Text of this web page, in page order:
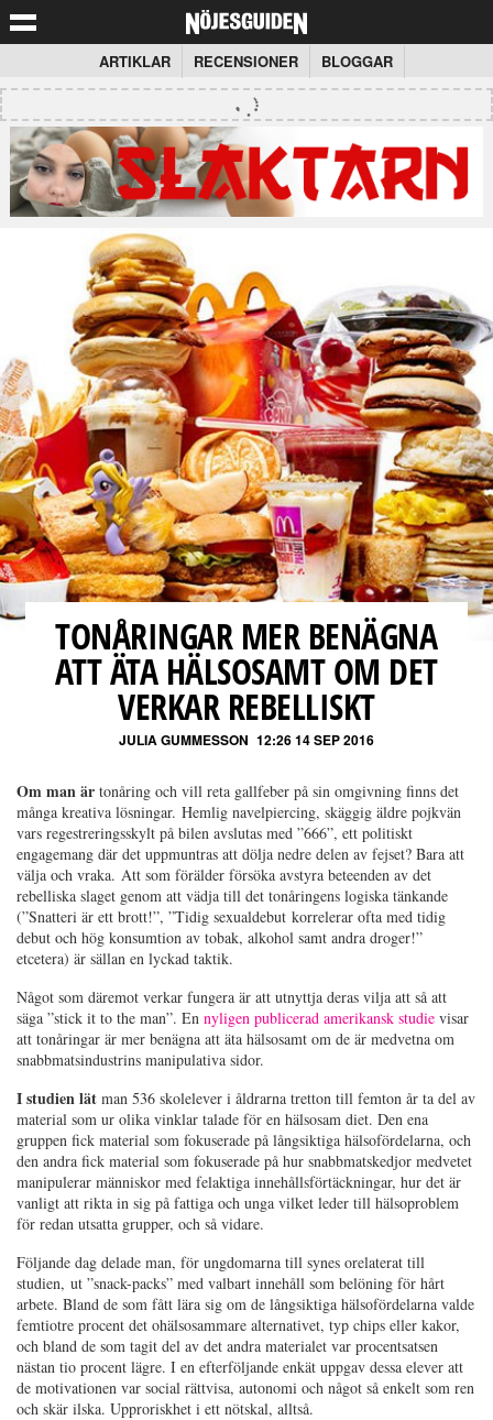
ARTIKLAR RECENSIONER BLOGGAR
TONÅRINGAR MER BENÄGNA
ATT ÄTA HÄLSOSAMT OM DET
VERKAR REBELLISKT
JULIA GUMMESSON 12:26 14 SEP 2016
Om man är tonåring och vill reta gallfeber på sin omgivning finns det
många kreativa lösningar. Hemlig navelpiercing, skäggig äldre pojkvän
vars regestreringsskylt på bilen avslutas med ”666”, ett politiskt
engagemang där det uppmuntras att dölja nedre delen av fejset? Bara att
välja och vraka. Att som förälder försöka avstyra beteenden av det
rebelliska slaget genom att vädja till det tonåringens logiska tänkande
(”Snatteri är ett brott!”, ”Tidig sexualdebut korrelerar ofta med tidig
debut och hög konsumtion av tobak, alkohol samt andra droger!”
etcetera) är sällan en lyckad taktik.
Något som däremot verkar fungera är att utnyttja deras vilja att så att
säga ”stick it to the man”. En nyligen publicerad amerikansk studie visar
att tonåringar är mer benägna att äta hälsosamt om de är medvetna om
snabbmatsindustrins manipulativa sidor.
I studien lät man 536 skolelever i åldrarna tretton till femton år ta del av
material som ur olika vinklar talade för en hälsosam diet. Den ena
gruppen fick material som fokuserade på långsiktiga hälsofördelarna, och
den andra fick material som fokuserade på hur snabbmatskedjor medvetet
manipulerar människor med felaktiga innehållsförtäckningar, hur det är
vanligt att rikta in sig på fattiga och unga vilket leder till hälsoproblem
för redan utsatta grupper, och så vidare.
Följande dag delade man, för ungdomarna till synes orelaterat till
studien, ut ”snack-packs” med valbart innehåll som belöning för hårt
arbete. Bland de som fått lära sig om de långsiktiga hälsofördelarna valde
femtiotre procent det ohälsosammare alternativet, typ chips eller kakor,
och bland de som tagit del av det andra materialet var procentsatsen
nästan tio procent lägre. I en efterföljande enkät uppgav dessa elever att
de motivationen var social rättvisa, autonomi och något så enkelt som ren
och skär ilska. Upproriskhet i ett nötskal, alltså.